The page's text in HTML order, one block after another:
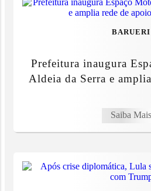
BARUERI
Prefeitura inaugura
Aldeia da Serra e
Saiba Mais